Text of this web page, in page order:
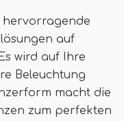
hervorragende
auf
wird auf Ihre
Beleuchtung
macht die
zum perfekten